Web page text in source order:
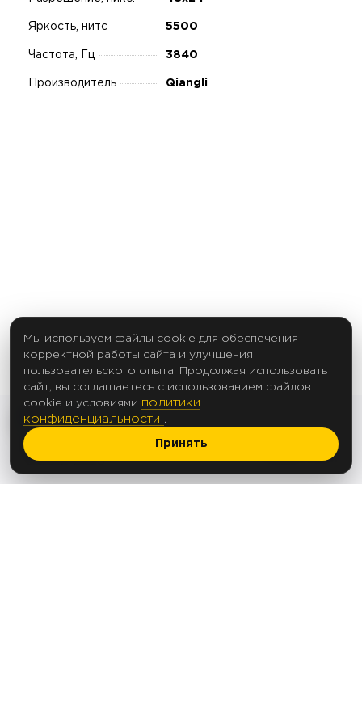
Яркость, нитс 5500
Частота, Гц 3840
Производитель Qiangli
© 2012-2025
Мы используем файлы cookie для обеспечения
корректной работы сайта и улучшения
пользовательского опыта. Продолжая использовать
сайт, вы соглашаетесь с использованием файлов
cookie и условиями политики
конфиденциальности
Принять